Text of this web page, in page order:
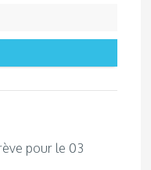
pour le 03